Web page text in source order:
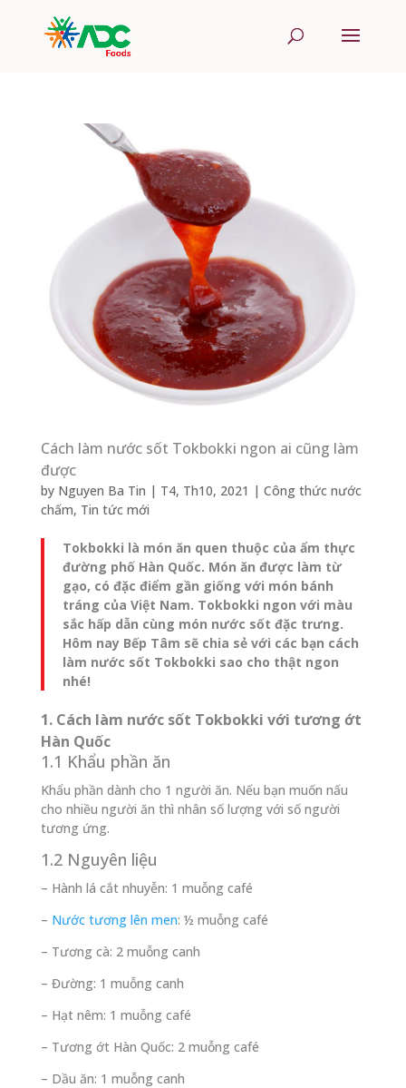
Cách làm nước sốt Tokbokki ngon ai cũng làm
được
by Nguyen Ba Tin | T4, Th10, 2021 | Công thức nước
chấm, Tin tức mới
Tokbokki là món ăn quen thuộc của ẩm thực
đường phố Hàn Quốc. Món ăn được làm từ
gạo, có đặc điểm gần giống với món bánh
tráng của Việt Nam. Tokbokki ngon với màu
sắc hấp dẫn cùng món nước sốt đặc trưng.
Hôm nay Bếp Tâm sẽ chia sẻ với các bạn cách
làm nước sốt Tokbokki sao cho thật ngon
nhé!
1. Cách làm nước sốt Tokbokki với tương ớt
Hàn Quốc
1.1 Khẩu phần ăn
Khẩu phần dành cho 1 người ăn. Nếu bạn muốn nấu
cho nhiều người ăn thì nhân số lượng với số người
tương ứng.
1.2 Nguyên liệu
– Hành lá cắt nhuyễn: 1 muỗng café
– Nước tương lên men: ½ muỗng café
– Tương cà: 2 muỗng canh
– Đường: 1 muỗng canh
– Hạt nêm: 1 muỗng café
– Tương ớt Hàn Quốc: 2 muỗng café
– Dầu ăn: 1 muỗng canh